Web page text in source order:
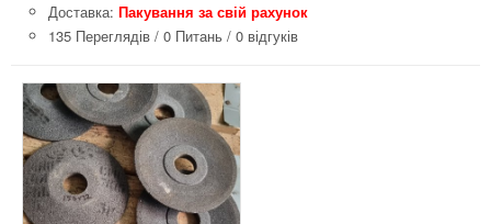
Доставка: Пакування за свій рахунок
135 Переглядів / 0 Питань / 0 відгуків